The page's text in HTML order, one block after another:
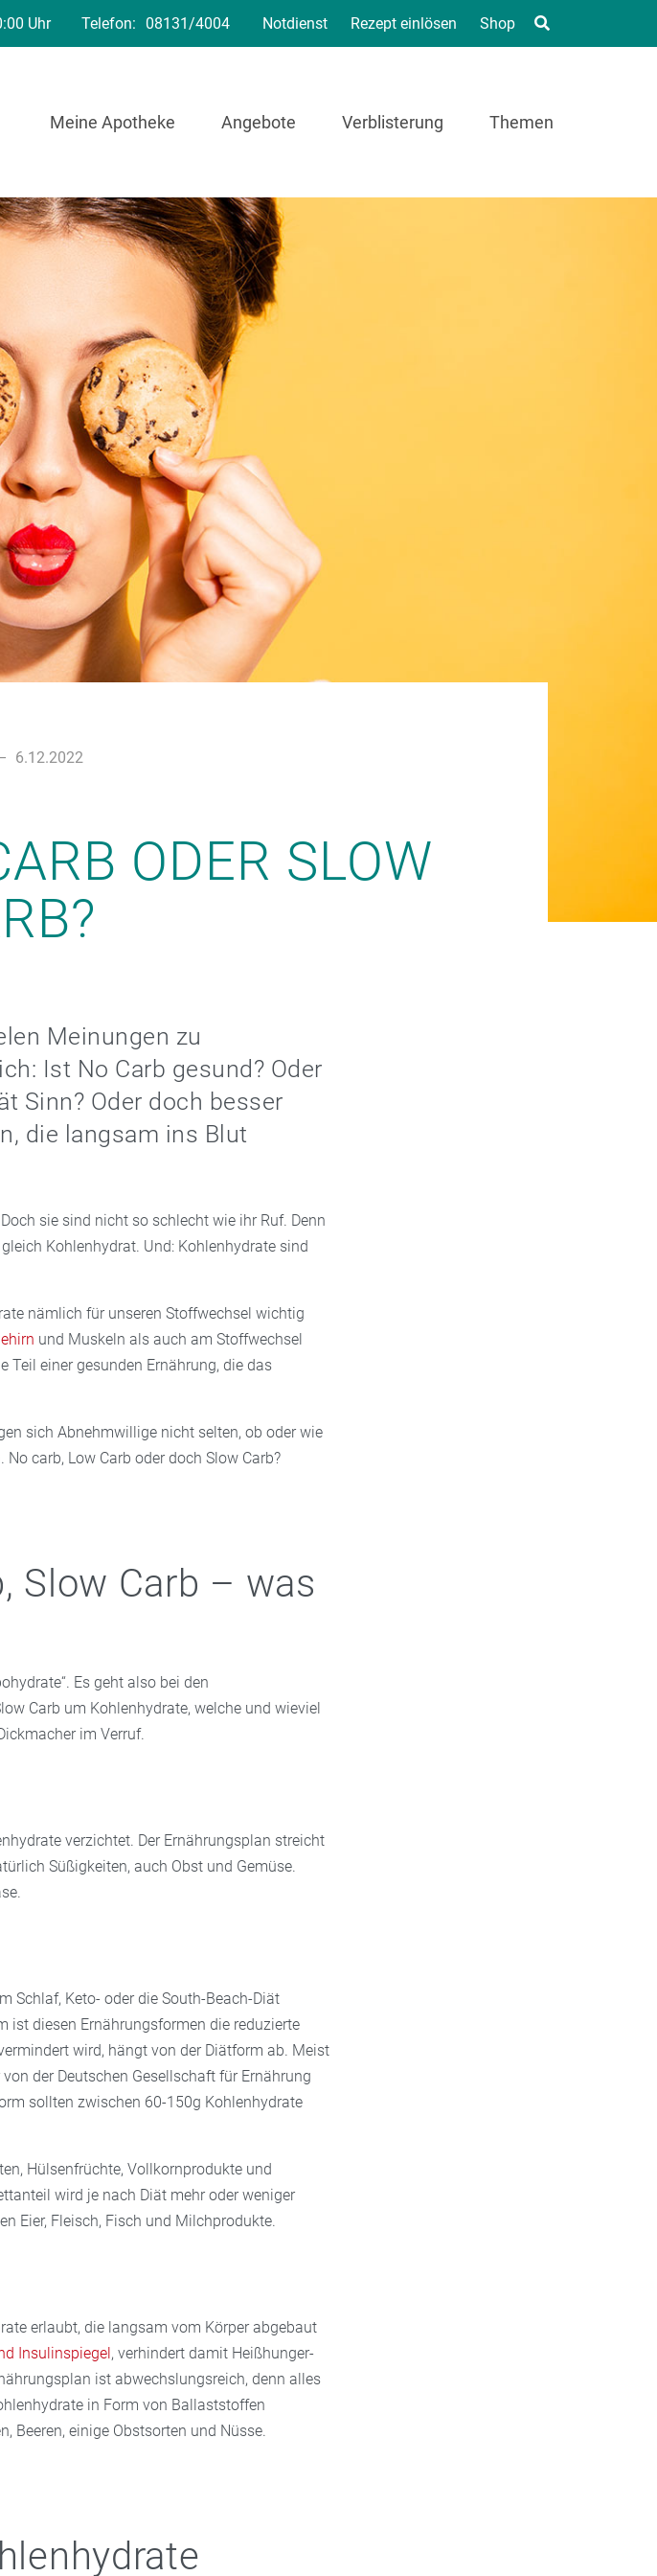
Uhr Telefon: 08131/4004 Notdienst Rezept einlösen Shop
Meine Apotheke Angebote Verblisterung Themen
6.12.2022
ODER SLOW
Meinungen zu
Ist No Carb gesund? Oder
Sinn? Oder doch besser
die langsam ins Blut
sie sind nicht so schlecht wie ihr Ruf. Denn
Kohlenhydrat. Und: Kohlenhydrate sind
nämlich für unseren Stoffwechsel wichtig
und Muskeln als auch am Stoffwechsel
Teil einer gesunden Ernährung, die das
sich Abnehmwillige nicht selten, ob oder wie
carb, Low Carb oder doch Slow Carb?
Slow Carb – was
Es geht also bei den
Carb um Kohlenhydrate, welche und wieviel
im Verruf.
verzichtet. Der Ernährungsplan streicht
Süßigkeiten, auch Obst und Gemüse.
Schlaf, Keto- oder die South-Beach-Diät
ist diesen Ernährungsformen die reduzierte
wird, hängt von der Diätform ab. Meist
der Deutschen Gesellschaft für Ernährung
sollten zwischen 60-150g Kohlenhydrate
Hülsenfrüchte, Vollkornprodukte und
wird je nach Diät mehr oder weniger
Eier, Fleisch, Fisch und Milchprodukte.
erlaubt, die langsam vom Körper abgebaut
Insulinspiegel, verhindert damit Heißhunger-
ist abwechslungsreich, denn alles
in Form von Ballaststoffen
Beeren, einige Obstsorten und Nüsse.